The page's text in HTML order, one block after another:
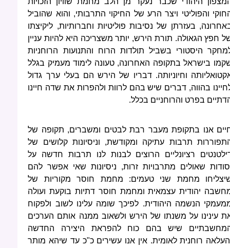
והפוליטי ויצר הרע של החיקוי התרבותי, והוא שהוביל
בעזרתן של נסיבות פוליטיות וחברותיות, ליקיצתו
חפץ הגאולה. תורת הירש, יותר משצריכה היא להיות עניין
היסטורי בשביל תולדות הרוח והתנועות הרוחניות
בישראל בתקופה האחרונה, טעונה לימוד מעמיק בגלל
וחיוניותה. דבריו של הירש הם בעלי ערך גדול
בהווה, דברים שיש בהם לרוות ולהפרות את שדה חיינו
בפרט והרוחניים בכלל.
אנו בתקופת מעבר רבת לבטים ומשברים, תקופה של
תרבות עתיקה ומקודשת, וניסיונות קלושים של
רציונליים הרוצים לבנות לנו תרבות חדשה על
שאולים מתרבויות זרות, ניסיונות שאי אפשר להם
מחמת שני טעמים: מחמת חוסר מקוריות של
יהודית עצמאית ומחמת חוסר דתיות בוקעת ועולה
הנשמה היהודית. לפיכך שומה עלינו לשוב ולפקוח
עינינו על משנתו של הירש ולשאוב ממנה אותם הערכים
שיש בהם כוח להפראת היצירה החדשה
רוחנית לאומית. אין אנו עשירים כ"כ עד שיהא מותר